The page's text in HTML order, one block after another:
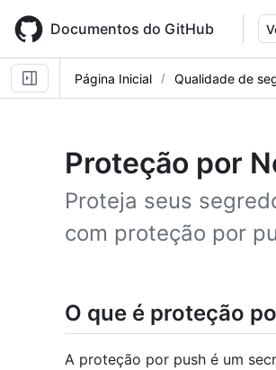
main
content
Documentos do GitHub
Página Inicial Qualidade de
Proteção por
Proteja seus
com proteção por
O que é proteção
A proteção por push é um